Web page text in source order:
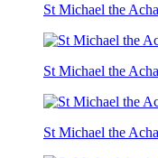
St Michael the
St Michael the
St Michael the